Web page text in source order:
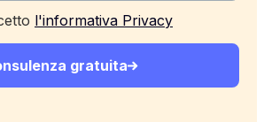
l'informativa Privacy
gratuita